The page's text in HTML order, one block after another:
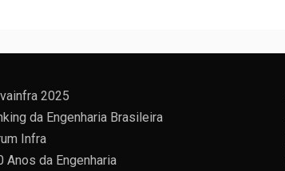
2025
da Engenharia Brasileira
Infra
Anos da Engenharia